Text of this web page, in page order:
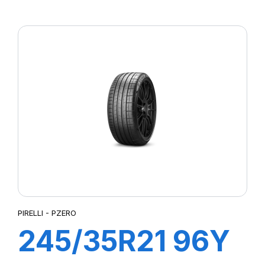
PIRELLI - PZERO
245/35R21 96Y